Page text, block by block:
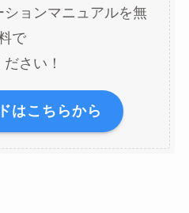
ションマニュアルを無
で
さい！
はこちらから